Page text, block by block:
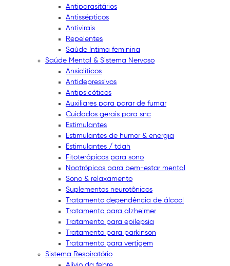
Antiparasitários
Antissépticos
Antivirais
Repelentes
Saúde íntima feminina
Saúde Mental & Sistema Nervoso
Ansiolíticos
Antidepressivos
Antipsicóticos
Auxiliares para parar de fumar
Cuidados gerais para snc
Estimulantes
Estimulantes de humor & energia
Estimulantes / tdah
Fitoterápicos para sono
Nootrópicos para bem-estar mental
Sono & relaxamento
Suplementos neurotônicos
Tratamento dependência de álcool
Tratamento para alzheimer
Tratamento para epilepsia
Tratamento para parkinson
Tratamento para vertigem
Sistema Respiratório